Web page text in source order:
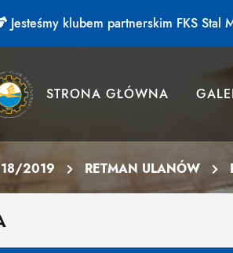
Jesteśmy klubem partnerskim FKS Stal
STRONA GŁÓWNA
2019 RETMAN ULANÓW